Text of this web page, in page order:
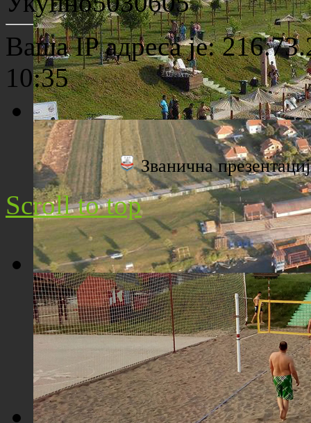
Плажа "Топољар" - Поглед са торња
Плажа "Топољар" - Поглед из ваздуха
Ваша IP адреса је:
10:35
Званична
Scroll to top